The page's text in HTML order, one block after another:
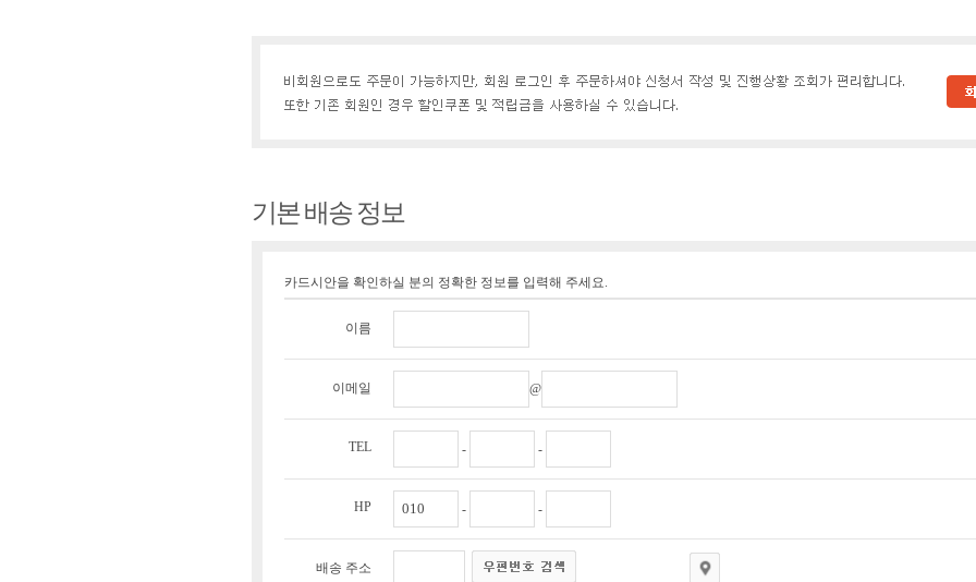
기본 배송 정보
카드시안을 확인하실 분의 정확한 정보를 입력해 주세요.
이름
이메일 @
TEL - -
HP - -
배송 주소